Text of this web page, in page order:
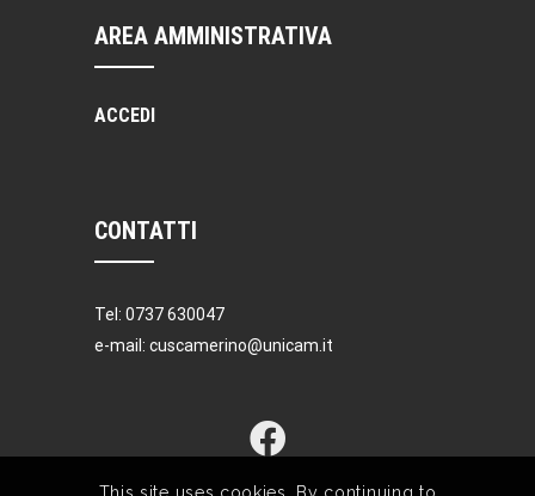
AREA AMMINISTRATIVA
ACCEDI
CONTATTI
Tel: 0737 630047
e-mail: cuscamerino@unicam.it
This site uses cookies. By continuing to